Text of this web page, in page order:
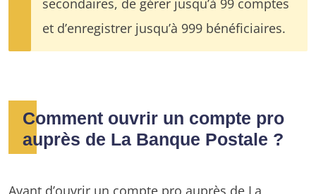
et d’enregistrer jusqu’à 999 bénéficiaires.
Comment ouvrir un compte pro
auprès de La Banque Postale ?
Avant d’ouvrir un compte pro auprès de La